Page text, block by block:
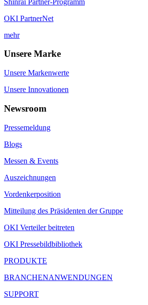
OKI PartnerNet
mehr
Unsere Marke
Unsere Markenwerte
Unsere Innovationen
Newsroom
Pressemeldung
Blogs
Messen & Events
Auszeichnungen
Vordenkerposition
Mitteilung des Präsidenten der Gruppe
OKI Verteiler beitreten
OKI Pressebildbibliothek
PRODUKTE
BRANCHENANWENDUNGEN
SUPPORT